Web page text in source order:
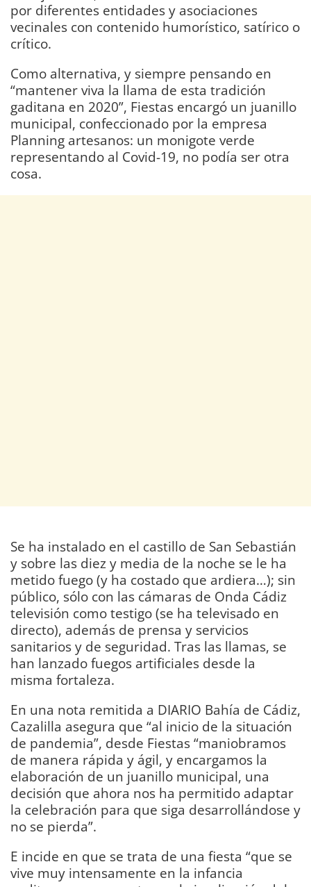
por diferentes entidades y asociaciones
vecinales con contenido humorístico, satírico o
crítico.
Como alternativa, y siempre pensando en
“mantener viva la llama de esta tradición
gaditana en 2020”, Fiestas encargó un juanillo
municipal, confeccionado por la empresa
Planning artesanos: un monigote verde
representando al Covid-19, no podía ser otra
cosa.
Se ha instalado en el castillo de San Sebastián
y sobre las diez y media de la noche se le ha
metido fuego (y ha costado que ardiera…); sin
público, sólo con las cámaras de Onda Cádiz
televisión como testigo (se ha televisado en
directo), además de prensa y servicios
sanitarios y de seguridad. Tras las llamas, se
han lanzado fuegos artificiales desde la
misma fortaleza.
En una nota remitida a DIARIO Bahía de Cádiz,
Cazalilla asegura que “al inicio de la situación
de pandemia”, desde Fiestas “maniobramos
de manera rápida y ágil, y encargamos la
elaboración de un juanillo municipal, una
decisión que ahora nos ha permitido adaptar
la celebración para que siga desarrollándose y
no se pierda”.
E incide en que se trata de una fiesta “que se
vive muy intensamente en la infancia